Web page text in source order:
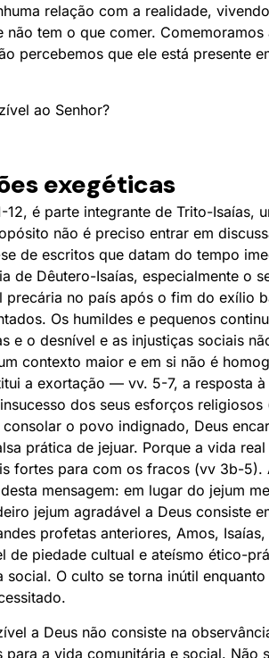
relação com a realidade,
não tem o que comer.
percebemos que ele está presente
ao Senhor?
exegéticas
12, é parte integrante de Trito-
não é preciso entrar em
de escritos que datam do tempo
de Dêutero-Isaías, especialmente o
precária no país após o fim do exílio
Os humildes e pequenos
e o desnível e as injustiças sociais
contexto maior e em si não é
a exortação — vv. 5-7, a resposta
dos seus esforços
o povo indignado, Deus
prática de jejuar. Porque a vida
fortes para com os fracos (vv 3b-
mensagem: em lugar do jejum
jejum agradável a Deus consiste
profetas anteriores, Amos,
de piedade cultual e ateísmo ético-
social. O culto se torna inútil
a Deus não consiste na
para a vida comunitária e social.